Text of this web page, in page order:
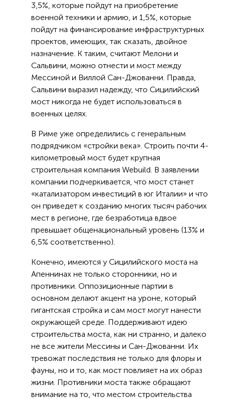
3,5%, которые пойдут на приобретение
военной техники и армию, и 1,5%, которые
пойдут на финансирование инфраструктурных
проектов, имеющих, так сказать, двойное
назначение. К таким, считают Мелони и
Сальвини, можно отнести и мост между
Мессиной и Виллой Сан-Джованни. Правда,
Сальвини выразил надежду, что Сицилийский
мост никогда не будет использоваться в
военных целях.
В Риме уже определились с генеральным
подрядчиком «стройки века». Строить почти 4-
километровый мост будет крупная
строительная компания Webuild. В заявлении
компании подчеркивается, что мост станет
«катализатором инвестиций в юг Италии» и что
он приведет к созданию многих тысяч рабочих
мест в регионе, где безработица вдвое
превышает общенациональный уровень (13% и
6,5% соответственно).
Конечно, имеются у Сицилийского моста на
Апеннинах не только сторонники, но и
противники. Оппозиционные партии в
основном делают акцент на уроне, который
гигантская стройка и сам мост могут нанести
окружающей среде. Поддерживают идею
строительства моста, как ни странно, и далеко
не все жители Мессины и Сан-Джованни. Их
тревожат последствия не только для флоры и
фауны, но и то, как мост повлияет на их образ
жизни. Противники моста также обращают
внимание на то, что местом строительства